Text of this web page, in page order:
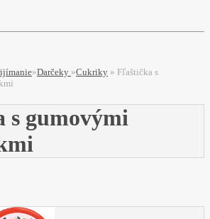
»Darčeky »Cukriky » Fľaštička s
s gumovými